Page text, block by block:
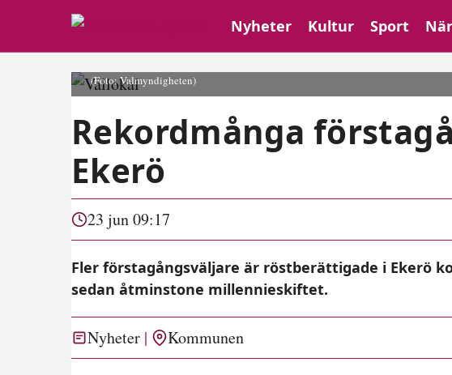
Nyheter Kultur Sport
(Foto: Valmyndigheten)
Rekordmånga
Ekerö
23 jun 09:17
Fler förstagångsväljare är röstberättigade i Ekerö
sedan åtminstone millennieskiftet.
Nyheter Kommunen